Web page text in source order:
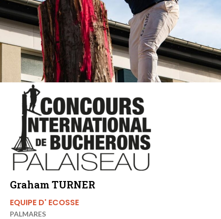
Graham TURNER
EQUIPE D' ECOSSE
PALMARES